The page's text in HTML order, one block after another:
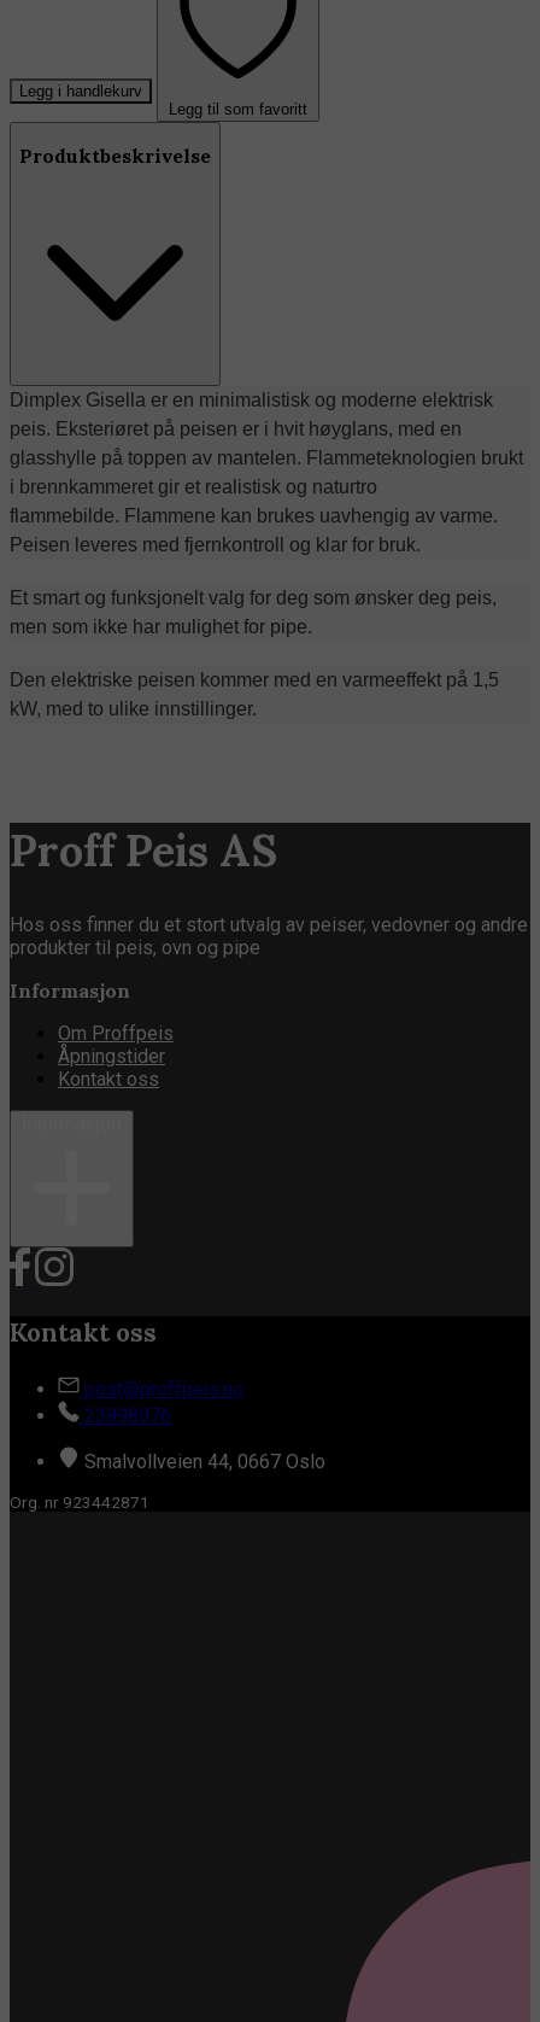
Legg i handlekurv
Legg til som favoritt
Produktbeskrivelse
Dimplex Gisella er en minimalistisk og moderne elektrisk
peis. Eksteriøret på peisen er i hvit høyglans, med en
glasshylle på toppen av mantelen. Flammeteknologien brukt
i brennkammeret gir et realistisk og naturtro
flammebilde. Flammene kan brukes uavhengig av varme.
Peisen leveres med fjernkontroll og klar for bruk.
Et smart og funksjonelt valg for deg som ønsker deg peis,
men som ikke har mulighet for pipe.
Den elektriske peisen kommer med en varmeeffekt på 1,5
kW, med to ulike innstillinger.
Proff Peis AS
Hos oss finner du et stort utvalg av peiser, vedovner og andre
produkter til peis, ovn og pipe
Informasjon
Om Proffpeis
Åpningstider
Kontakt oss
Kontakt oss
post@proffpeis.no
23898976
Smalvollveien 44, 0667 Oslo
Org. nr 923442871